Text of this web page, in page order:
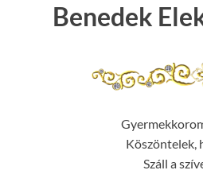
Benedek
Köszöntelek,
Száll a